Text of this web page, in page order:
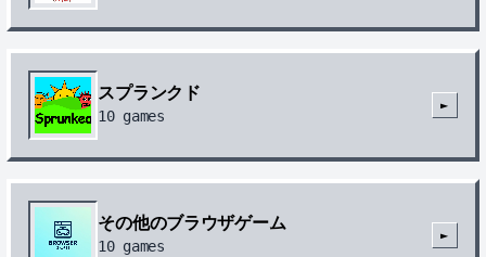
スプランクド
10games
►
その他のブラウザゲーム
10games
►